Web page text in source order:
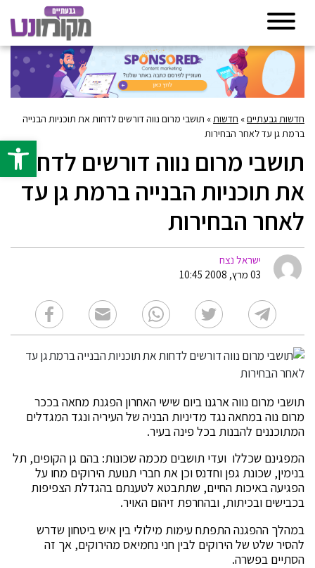
פתח
חדשות גבעתיים» חדשות » תושבי מרום נווה דורשים לדחות את תוכניות הבנייה
ברמת גן עד לאחר הבחירות
תושבי מרום נווה דורשים לדחות
את תוכניות הבנייה ברמת גן עד
לאחר הבחירות
ישראל נצח
03 מרץ, 2008 10:45
תושבי מרום נווה ארגנו ביום שישי האחרון הפגנת מחאה בככר
מרום נוה במחאה נגד מדיניות הבניה של העיריה ונגד המגדלים
המתוכננים להבנות בכל פינה בעיר.
המפגינם שכללו ועדי תושבים מכמה שכונות: בהם גן הקופים, תל
בנימין, שכונת גפן וחדנס וכן את חברי תנועת הירוקים מחו על
הפגיעה באיכות החיים, שתתבטא לטענתם בהגדלת הצפיפות
בכבישים ובכיתות, ובהחרפת זיהום האויר.
במהלך ההפגנה התפתח עימות מילולי בין איש ביטחון שדרש
להסיר שלט של הירוקים לבין חני נחמיאס מהירוקים, אך זה
הסתיים בפשרה.